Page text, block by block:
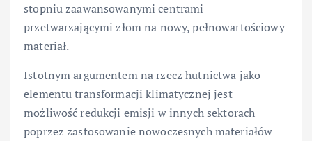
stopniu zaawansowanymi centrami
przetwarzającymi złom na nowy, pełnowartościowy
materiał.
Istotnym argumentem na rzecz hutnictwa jako
elementu transformacji klimatycznej jest
możliwość redukcji emisji w innych sektorach
poprzez zastosowanie nowoczesnych materiałów